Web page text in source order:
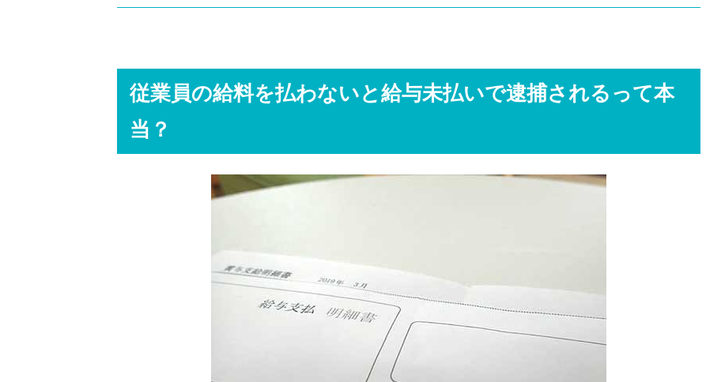
給料の支払いに遅れると遅延損害金を従業員全員に支払う必要がある
ビジネスローンで必要な金額だけ借り入れするのもひとつの手段
取引先に期限の交渉をして支払いを待ってもらう
倒産危機にあるなら国の未払賃金立替払制度を利用する
従業員の給料が払えないからといって勝手に減額をするのは厳禁
支払い義務は労基法で定められている！必ず守らなければならない5原則とは？
通貨で支払う義務があるため現物支給は許されない
給料は親などの第三者ではなく労働者本人に直接支払う義務がある
従業員の給料を払わないと給与未払いで逮捕されるって本
当？